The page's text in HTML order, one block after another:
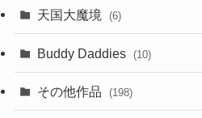
天国大魔境 (6)
Buddy Daddies (10)
その他作品 (198)